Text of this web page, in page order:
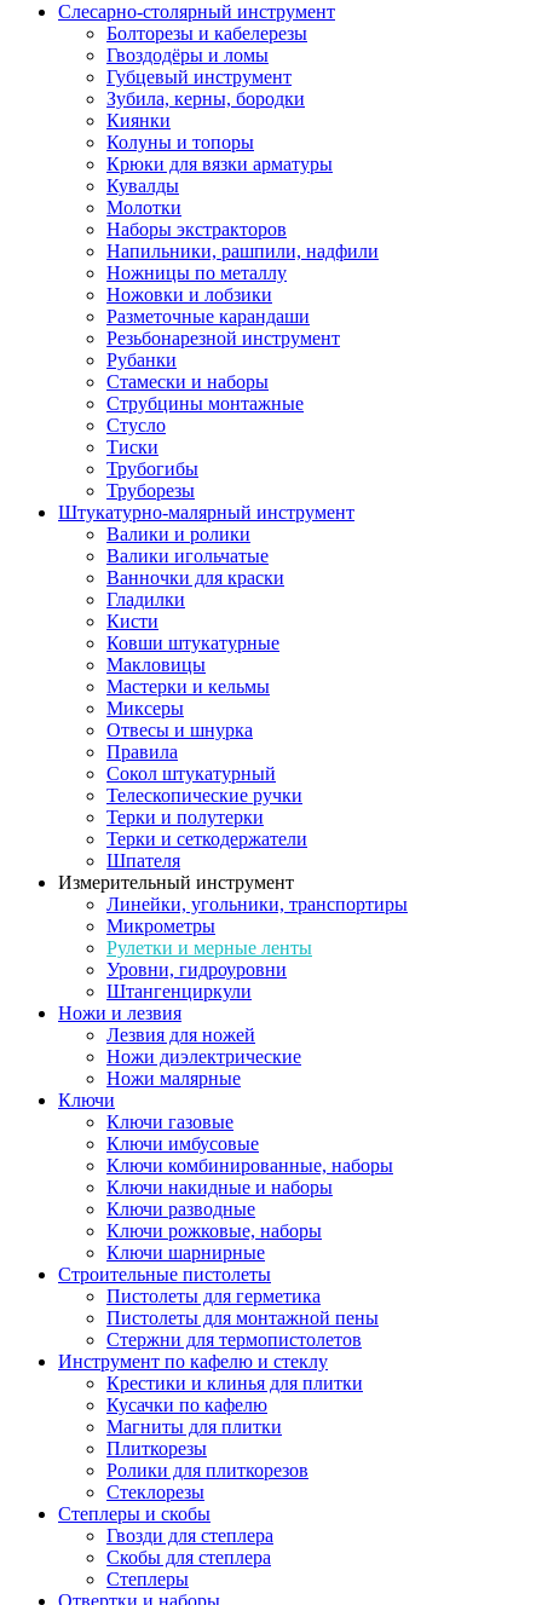
Слесарно-столярный инструмент
Болторезы и кабелерезы
Гвоздодёры и ломы
Губцевый инструмент
Зубила, керны, бородки
Киянки
Колуны и топоры
Крюки для вязки арматуры
Кувалды
Молотки
Наборы экстракторов
Напильники, рашпили, надфили
Ножницы по металлу
Ножовки и лобзики
Разметочные карандаши
Резьбонарезной инструмент
Рубанки
Стамески и наборы
Струбцины монтажные
Стусло
Тиски
Трубогибы
Труборезы
Штукатурно-малярный инструмент
Валики и ролики
Валики игольчатые
Ванночки для краски
Гладилки
Кисти
Ковши штукатурные
Макловицы
Мастерки и кельмы
Миксеры
Отвесы и шнурка
Правила
Сокол штукатурный
Телескопические ручки
Терки и полутерки
Терки и сеткодержатели
Шпателя
Измерительный инструмент
Линейки, угольники, транспортиры
Микрометры
Рулетки и мерные ленты
Уровни, гидроуровни
Штангенциркули
Ножи и лезвия
Лезвия для ножей
Ножи диэлектрические
Ножи малярные
Ключи
Ключи газовые
Ключи имбусовые
Ключи комбинированные, наборы
Ключи накидные и наборы
Ключи разводные
Ключи рожковые, наборы
Ключи шарнирные
Строительные пистолеты
Пистолеты для герметика
Пистолеты для монтажной пены
Стержни для термопистолетов
Инструмент по кафелю и стеклу
Крестики и клинья для плитки
Кусачки по кафелю
Магниты для плитки
Плиткорезы
Ролики для плиткорезов
Стеклорезы
Степлеры и скобы
Гвозди для степлера
Скобы для степлера
Степлеры
Отвертки и наборы